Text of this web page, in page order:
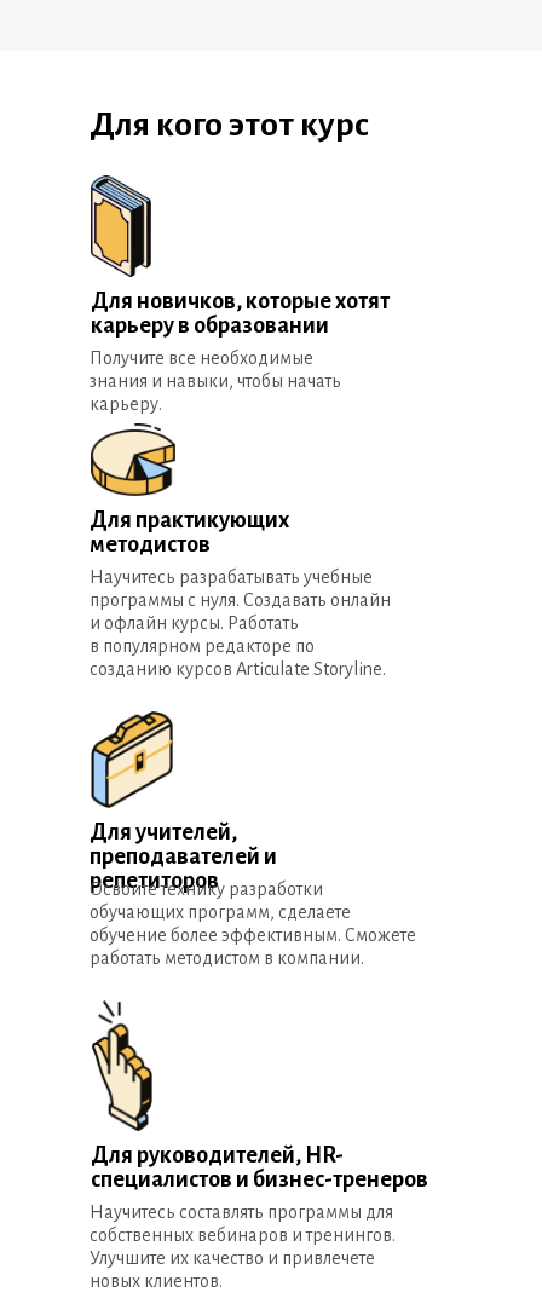
Для новичков, которые хотят
карьеру в образовании
Получите все необходимые
знания и навыки, чтобы начать
карьеру.
Для практикующих
методистов
Научитесь разрабатывать учебные
программы с нуля. Создавать онлайн
и офлайн курсы. Работать
в популярном редакторе по
созданию курсов Articulate Storyline.
Для учителей,
преподавателей и
репетиторов
Освоите технику разработки
обучающих программ, сделаете
обучение более эффективным. Сможете
работать методистом в компании.
Для руководителей, HR-
специалистов и бизнес-тренеров
Научитесь составлять программы для
собственных вебинаров и тренингов.
Улучшите их качество и привлечете
новых клиентов.
Для кого этот курс